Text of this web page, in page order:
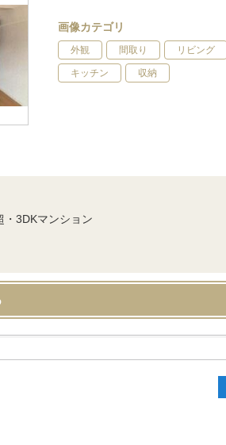
画像カテゴリ
外観 間取り リビング
キッチン 収納
3DKマンション